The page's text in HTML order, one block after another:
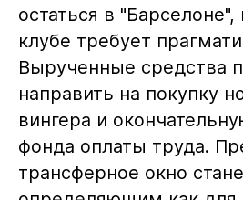
остаться в "Барселоне",
клубе требует
Вырученные средства
направить на покупку
вингера и
фонда оплаты труда.
трансферное окно